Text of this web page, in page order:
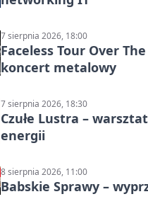
7 sierpnia 2026, 18:00
Faceless Tour Over
koncert metalowy
7 sierpnia 2026, 18:30
Czułe Lustra –
energii
8 sierpnia 2026, 11:00
Babskie Sprawy –